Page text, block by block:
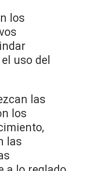
los
uso del
las
los
las